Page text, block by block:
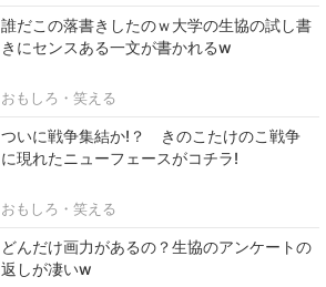
誰だこの落書きしたのｗ大学の生協の試し書
きにセンスある一文が書かれるw
おもしろ・笑える
ついに戦争集結か!？ きのこたけのこ戦争
に現れたニューフェースがコチラ!
おもしろ・笑える
どんだけ画力があるの？生協のアンケートの
返しが凄いw